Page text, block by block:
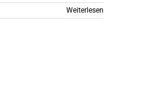
Weiterlesen